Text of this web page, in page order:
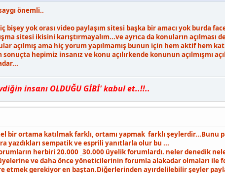
önemli..
yok orası video paylaşım sitesi başka bir amacı yok burda
sitesi ikisini karıştırmayalım...ve ayrıca da konuların açılması
açılmış ama hiç yorum yapılmamış bunun için hem aktif hem
hepimiz insanız ve konu açılırkende konunun açılmışmı
insαnı OLDUĞU GİBİ' kαbul et..!!..
bir ortama katılmak farklı, ortamı yapmak farklı şeylerdir...Bunu
yazdıkları sempatik ve esprili yanıtlarla olur bu ...
herbiri 20.000 _30.000 üyelik forumlardı. neler denedik
ve daha önce yöneticilerinin forumla alakadar olmaları ile
etmek gerekiyor en baştan.Diğerlerinden ayırdelilebilir şeyler